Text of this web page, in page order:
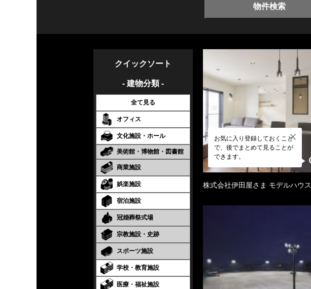
物件検索
クイックソート
- 建物分類 -
全て見る
オフィス
文化施設・ホール
美術館・博物館・図書館
商業施設
娯楽施設
宿泊施設
冠婚葬祭式場
宗教施設・史跡
スポーツ施設
学校・教育施設
医療・福祉施設
お気に入り登録しておくこと
で、後でまとめて見ることが
できます。
株式会社伊田屋さま モデルハウス